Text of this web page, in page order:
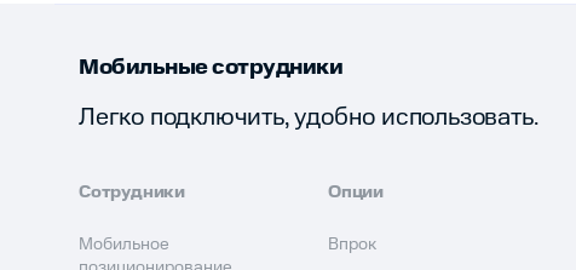
Мобильные сотрудники
Легко подключить, удобно использовать.
Сотрудники
Мобильное
Опции
Впрок